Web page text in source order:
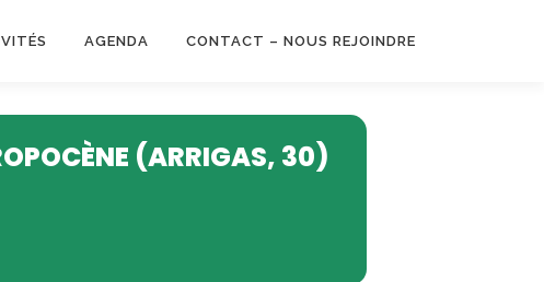
AGENDA CONTACT – NOUS REJOINDRE
(ARRIGAS, 30)